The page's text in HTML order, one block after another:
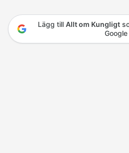
Lägg till Allt om Kungligt
Google